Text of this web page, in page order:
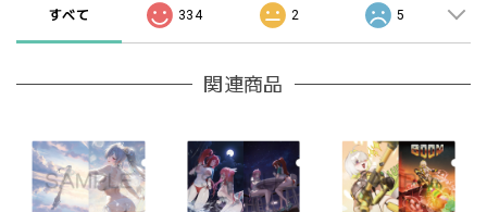
すべて 334 2 5
関連商品